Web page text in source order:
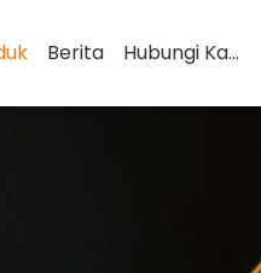
Berita Hubungi Kami